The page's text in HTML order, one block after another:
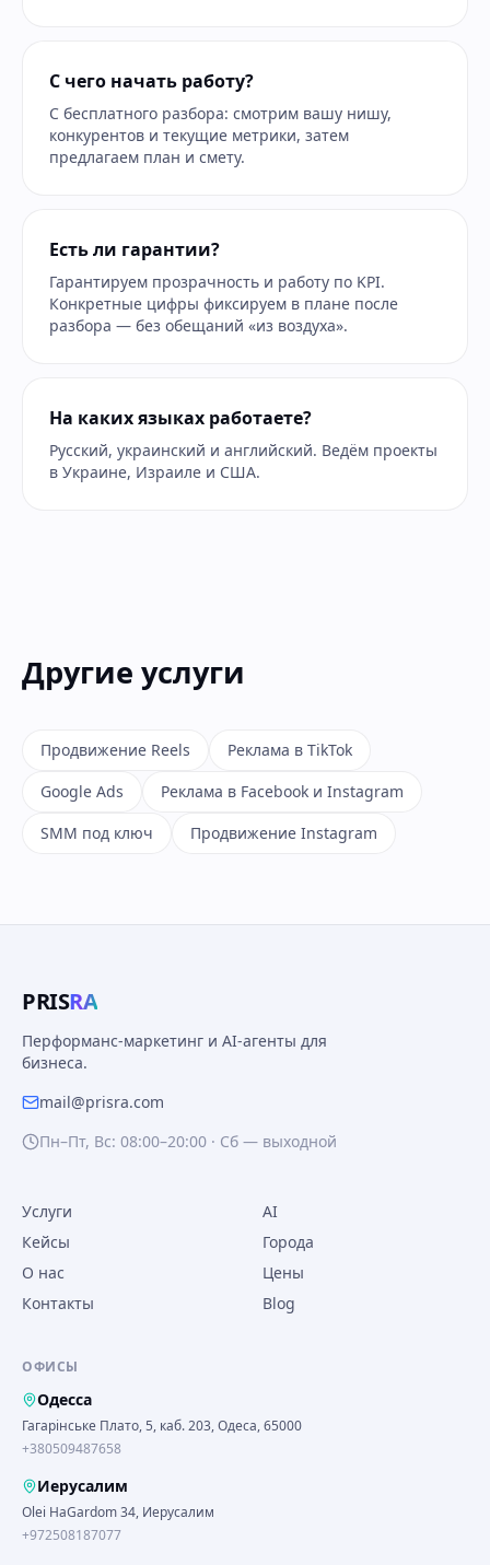
С чего начать работу?
С бесплатного разбора: смотрим вашу нишу,
конкурентов и текущие метрики, затем
предлагаем план и смету.
Есть ли гарантии?
Гарантируем прозрачность и работу по KPI.
Конкретные цифры фиксируем в плане после
разбора — без обещаний «из воздуха».
На каких языках работаете?
Русский, украинский и английский. Ведём проекты
в Украине, Израиле и США.
Другие услуги
Продвижение Reels
Реклама в TikTok
Google Ads
Реклама в Facebook и Instagram
SMM под ключ
Продвижение Instagram
PRISRA
Перформанс-маркетинг и AI-агенты для
бизнеса.
mail@prisra.com
Пн–Пт, Вс: 08:00–20:00 · Сб — выходной
Услуги
AI
Кейсы
Города
О нас
Цены
Контакты
Blog
ОФИСЫ
Одесса
Гагарінське Плато, 5, каб. 203, Одеса, 65000
+380509487658
Иерусалим
Olei HaGardom 34, Иерусалим
+972508187077